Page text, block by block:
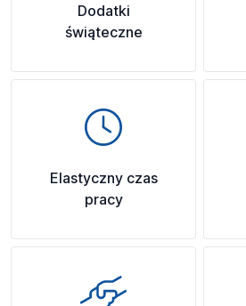
Dodatki
świąteczne
Elastyczny czas
pracy